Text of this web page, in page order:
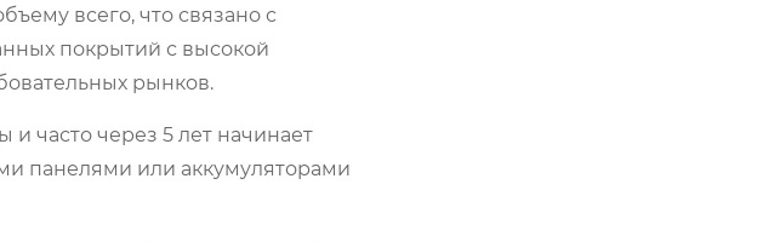
всего, что связано с
покрытий с высокой
рынков.
и часто через 5 лет начинает
панелями или аккумуляторами